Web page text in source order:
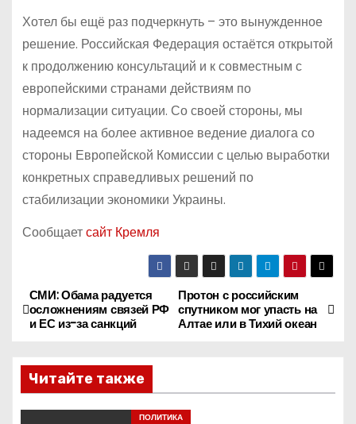
Хотел бы ещё раз подчеркнуть – это вынужденное
решение. Российская Федерация остаётся открытой
к продолжению консультаций и к совместным с
европейскими странами действиям по
нормализации ситуации. Со своей стороны, мы
надеемся на более активное ведение диалога со
стороны Европейской Комиссии с целью выработки
конкретных справедливых решений по
стабилизации экономики Украины.
Сообщаетсайт Кремля
Н
а
в
и
Протон с российским
спутником мог упасть на
Алтае или в Тихий океан
СМИ: Обама радуется
осложнениям связей РФ
и ЕС из-за санкций
Читайте также
ПОЛИТИКА